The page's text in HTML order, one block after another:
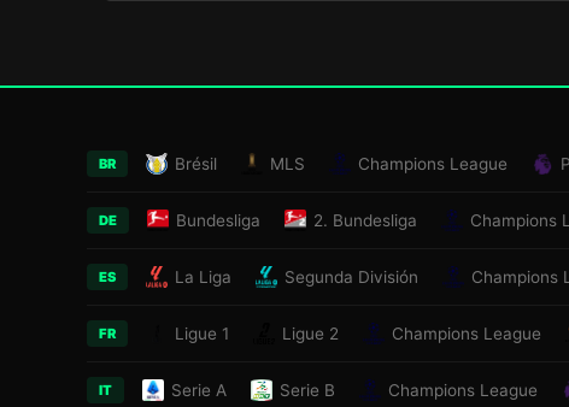
BR Brésil MLS Champions League
DE Bundesliga 2. Bundesliga Champions
ES La Liga Segunda División Champions
FR Ligue 1 Ligue 2 Champions League
IT Serie A Serie B Champions League